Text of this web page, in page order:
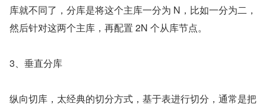
库就不同了，分库是将这个主库一分为 N，比如一分为二，
然后针对这两个主库，再配置 2N 个从库节点。
3、垂直分库
纵向切库，太经典的切分方式，基于表进行切分，通常是把